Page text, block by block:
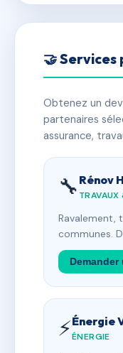
🤝
Obtenez un
partenaires
assurance,
🔧 Rénov
Ravalement,
communes.
⚡Énergie
ÉNERGIE